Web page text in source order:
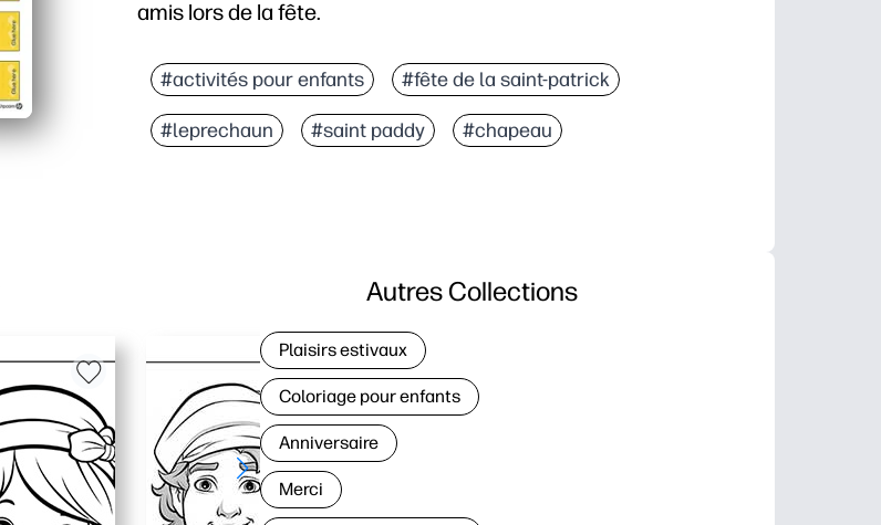
amis lors de la fête.
#activités pour enfants #fête de la saint-patrick
#leprechaun #saint paddy #chapeau
Autres Collections
Plaisirs estivaux
Coloriage pour enfants
Anniversaire
Merci